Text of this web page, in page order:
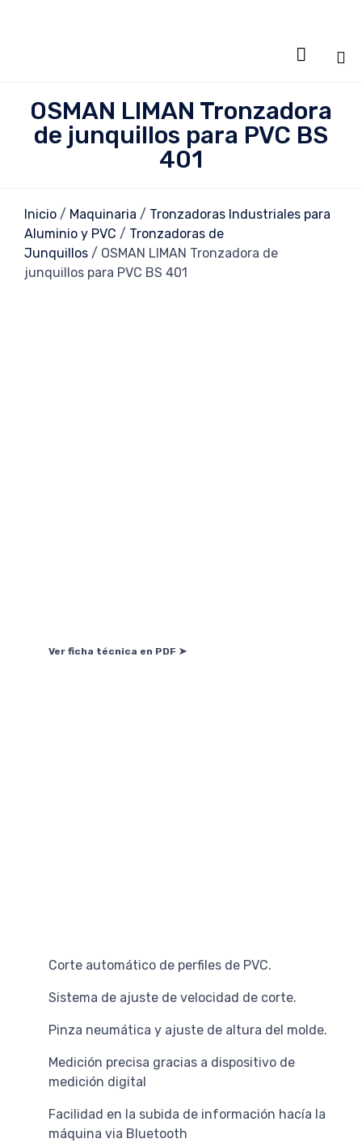

OSMAN LIMAN Tronzadora
de junquillos para PVC BS
401
Inicio / Maquinaria / Tronzadoras Industriales para
Aluminio y PVC / Tronzadoras de
Junquillos / OSMAN LIMAN Tronzadora de
junquillos para PVC BS 401
Ver ficha técnica en PDF ➤
Corte automático de perfiles de PVC.
Sistema de ajuste de velocidad de corte.
Pinza neumática y ajuste de altura del molde.
Medición precisa gracias a dispositivo de
medición digital
Facilidad en la subida de información hacía la
máquina via Bluetooth